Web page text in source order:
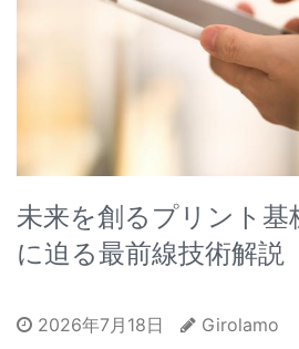
未来を創るプリント基
に迫る最前線技術解説
2026年7月18日
Girolamo